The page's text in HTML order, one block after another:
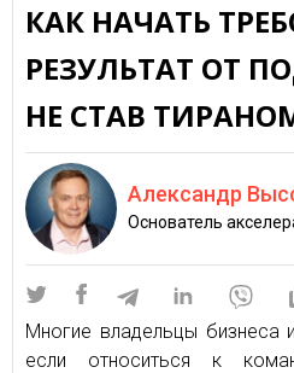
КАК НАЧАТЬ
РЕЗУЛЬТАТ ОТ
НЕ СТАВ
Александр
Основатель
Многие владельцы бизнеса
если относиться к